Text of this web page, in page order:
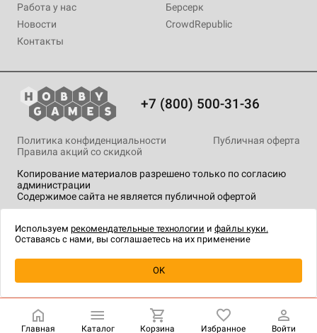
Работа у нас
Новости
Контакты
Берсерк
CrowdRepublic
+7 (800) 500-31-36
Копирование материалов разрешено только по согласию
администрации
Содержимое сайта не является публичной офертой
Политика конфиденциальности
Публичная оферта
Правила акций со скидкой
технологии.
Главная Каталог Корзина Избранное Войти
Используем рекомендательные технологии и файлы куки.
Оставаясь с нами, вы соглашаетесь на их применение
OK